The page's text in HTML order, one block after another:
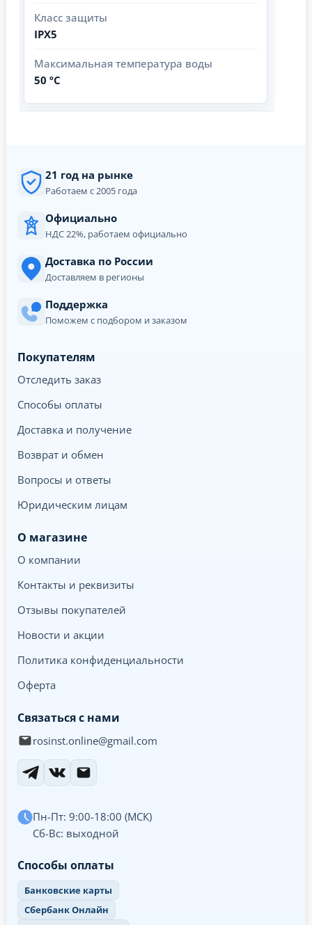
Класс защиты
IPX5
Максимальная температура воды
50 ºС
21 год на рынке
Работаем с 2005 года
Официально
НДС 22%, работаем официально
Доставка по России
Доставляем в регионы
Поддержка
Поможем с подбором и заказом
Покупателям
Отследить заказ
Способы оплаты
Доставка и получение
Возврат и обмен
Вопросы и ответы
Юридическим лицам
О магазине
О компании
Контакты и реквизиты
Отзывы покупателей
Новости и акции
Политика конфиденциальности
Оферта
Связаться с нами
rosinst.online@gmail.com
Пн-Пт: 9:00-18:00 (МСК)
Сб-Вс: выходной
Способы оплаты
Банковские карты
Сбербанк Онлайн